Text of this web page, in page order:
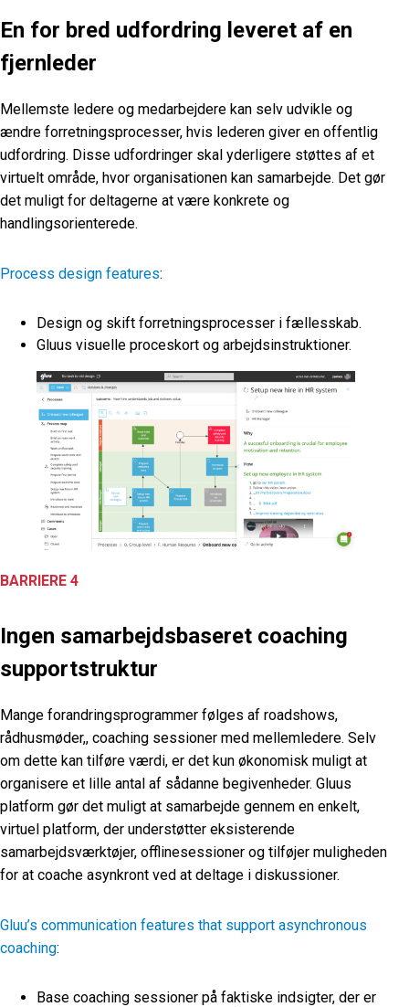
En for bred udfordring leveret af en
fjernleder
Mellemste ledere og medarbejdere kan selv udvikle og
ændre forretningsprocesser, hvis lederen giver en offentlig
udfordring. Disse udfordringer skal yderligere støttes af et
virtuelt område, hvor organisationen kan samarbejde. Det gør
det muligt for deltagerne at være konkrete og
handlingsorienterede.
Process design features:
Design og skift forretningsprocesser i fællesskab.
Gluus visuelle proceskort og arbejdsinstruktioner.
BARRIERE 4
Ingen samarbejdsbaseret coaching
supportstruktur
Mange forandringsprogrammer følges af roadshows,
rådhusmøder,, coaching sessioner med mellemledere. Selv
om dette kan tilføre værdi, er det kun økonomisk muligt at
organisere et lille antal af sådanne begivenheder. Gluus
platform gør det muligt at samarbejde gennem en enkelt,
virtuel platform, der understøtter eksisterende
samarbejdsværktøjer, offlinesessioner og tilføjer muligheden
for at coache asynkront ved at deltage i diskussioner.
Gluu’s communication features that support asynchronous
coaching:
Base coaching sessioner på faktiske indsigter, der er